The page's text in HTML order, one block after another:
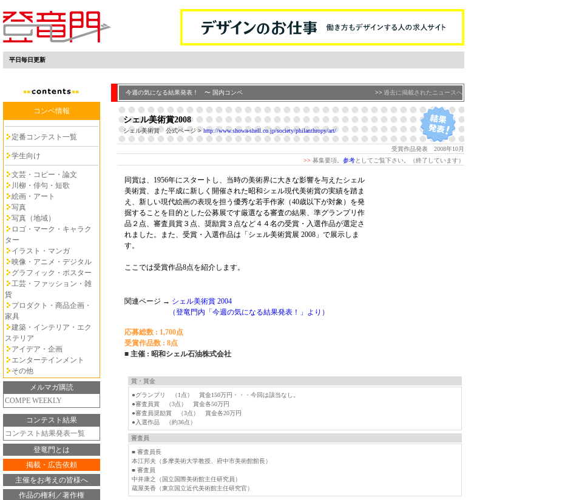
平日毎日更新
今週の気になる結果発表！ 〜 国内コンペ >> 過去に掲載されたニュースへ
コンペ情報
定番コンテスト一覧
学生向け
文芸・コピー・論文
川柳・俳句・短歌
絵画・アート
写真
写真（地域）
ロゴ・マーク・キャラク
ター
イラスト・マンガ
映像・アニメ・デジタル
グラフィック・ポスター
工芸・ファッション・雑
貨
プロダクト・商品企画・
家具
建築・インテリア・エク
ステリア
アイデア・企画
エンターテインメント
その他
メルマガ購読
COMPE WEEKLY
コンテスト結果
コンテスト結果発表一覧
登竜門とは
掲載・広告依頼
主催をお考えの皆様へ
作品の権利／著作権
シェル美術賞2008
シェル美術賞 公式ページ>http://www.showa-shell.co.jp/society/philanthropy/art/
受賞作品発表 2008年10月
>> 募集要項。 参考としてご覧下さい。（終了しています）
同賞は、1956年にスタートし、当時の美術界に大きな影響を与えたシェル
美術賞、また平成に新しく開催された昭和シェル現代美術賞の実績を踏ま
え、新しい現代絵画の表現を担う優秀な若手作家（40歳以下が対象）を発
掘することを目的とした公募展です厳選なる審査の結果、準グランプリ作
品２点、審査員賞３点、奨励賞３点など４４名の受賞・入選作品が選定さ
れました。また、受賞・入選作品は「シェル美術賞展 2008」で展示しま
す。
ここでは受賞作品8点を紹介します。
関連ページ → シェル美術賞 2004
（登竜門内「今週の気になる結果発表！」より）
応募総数 : 1,700点
受賞作品数 : 8点
■ 主催 : 昭和シェル石油株式会社
賞・賞金
●グランプリ （1点） 賞金150万円・・・今回は該当なし。
●審査員賞 （3点） 賞金各50万円
●審査員奨励賞 （3点） 賞金各20万円
●入選作品 （約36点）
審査員
■ 審査員長
本江邦夫（多摩美術大学教授、府中市美術館館長）
■ 審査員
中井康之（国立国際美術館主任研究員）
蔵屋美香（東京国立近代美術館主任研究官）